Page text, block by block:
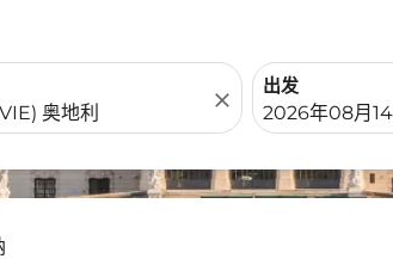
close
出发
fc-booking-
2026年08月14